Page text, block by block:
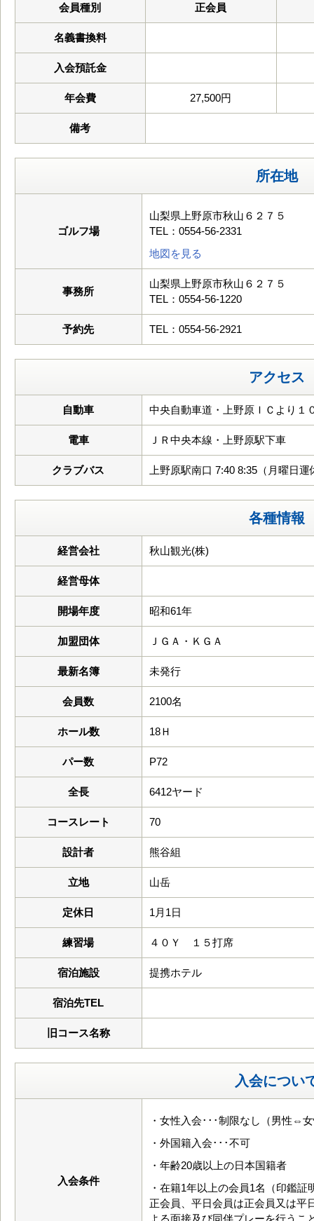
会員種別 正会員
名義書換料
入会預託金
年会費 27,500円
備考
所在地
ゴルフ場
山梨県上野原市秋山６２７５
TEL：0554-56-2331
地図を見る
事務所
山梨県上野原市秋山６２７５
TEL：0554-56-1220
予約先 TEL：0554-56-2921
アクセス
自動車 中央自動車道・上野原ＩＣより１
電車 ＪＲ中央本線・上野原駅下車
クラブバス 上野原駅南口 7:40 8:35（月曜日
各種情報
経営会社 秋山観光(株)
経営母体
開場年度 昭和61年
加盟団体 ＪＧＡ・ＫＧＡ
最新名簿 未発行
会員数 2100名
ホール数 18Ｈ
パー数 P72
全長 6412ヤード
コースレート 70
設計者 熊谷組
立地 山岳
定休日 1月1日
練習場 ４０Ｙ １５打席
宿泊施設 提携ホテル
宿泊先TEL
旧コース名称
入会につい
入会条件
・女性入会･･･制限なし（男性⇔
・外国籍入会･･･不可
・年齢20歳以上の日本国籍者
・在籍1年以上の会員1名（印鑑
正会員、平日会員は正会員又は
よる面接及び同伴プレーを行うこ